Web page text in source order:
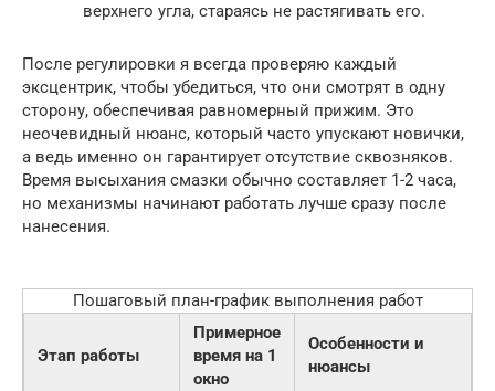
верхнего угла, стараясь не растягивать его.
После регулировки я всегда проверяю каждый
эксцентрик, чтобы убедиться, что они смотрят в одну
сторону, обеспечивая равномерный прижим. Это
неочевидный нюанс, который часто упускают новички,
а ведь именно он гарантирует отсутствие сквозняков.
Время высыхания смазки обычно составляет 1-2 часа,
но механизмы начинают работать лучше сразу после
нанесения.
Пошаговый план-график выполнения работ
Этап работы
Примерное
время на 1
окно
Особенности и
нюансы